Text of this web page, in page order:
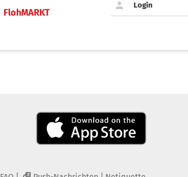
FlohMARKT
Login
2